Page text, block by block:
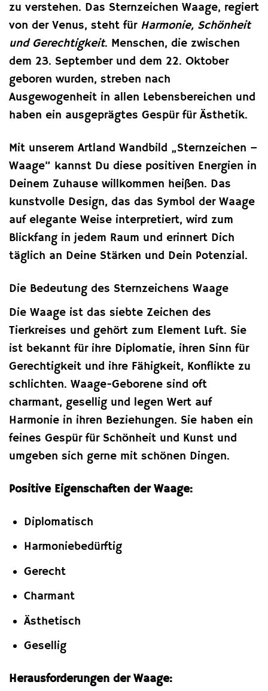
zu verstehen. Das Sternzeichen Waage, regiert
von der Venus, steht für Harmonie, Schönheit
und Gerechtigkeit. Menschen, die zwischen
dem 23. September und dem 22. Oktober
geboren wurden, streben nach
Ausgewogenheit in allen Lebensbereichen und
haben ein ausgeprägtes Gespür für Ästhetik.
Mit unserem Artland Wandbild „Sternzeichen –
Waage“ kannst Du diese positiven Energien in
Deinem Zuhause willkommen heißen. Das
kunstvolle Design, das das Symbol der Waage
auf elegante Weise interpretiert, wird zum
Blickfang in jedem Raum und erinnert Dich
täglich an Deine Stärken und Dein Potenzial.
Die Bedeutung des Sternzeichens Waage
Die Waage ist das siebte Zeichen des
Tierkreises und gehört zum Element Luft. Sie
ist bekannt für ihre Diplomatie, ihren Sinn für
Gerechtigkeit und ihre Fähigkeit, Konflikte zu
schlichten. Waage-Geborene sind oft
charmant, gesellig und legen Wert auf
Harmonie in ihren Beziehungen. Sie haben ein
feines Gespür für Schönheit und Kunst und
umgeben sich gerne mit schönen Dingen.
Positive Eigenschaften der Waage:
Diplomatisch
Harmoniebedürftig
Gerecht
Charmant
Ästhetisch
Gesellig
Herausforderungen der Waage: